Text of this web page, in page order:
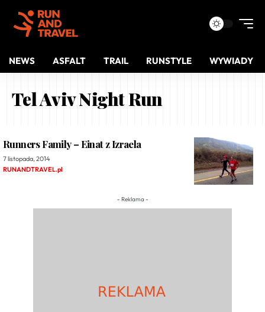
NEWS ASFALT TRAIL RUNSTYLE WYWIADY
Tel Aviv Night Run
Runners Family – Einat z Izraela
7 listopada, 2014
RUNANDTRAVEL.pl
- Reklama -